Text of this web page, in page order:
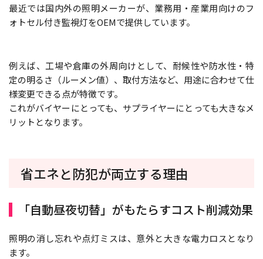
最近では国内外の照明メーカーが、業務用・産業用向けのフ
ォトセル付き監視灯をOEMで提供しています。
例えば、工場や倉庫の外周向けとして、耐候性や防水性・特
定の明るさ（ルーメン値）、取付方法など、用途に合わせて仕
様変更できる点が特徴です。
これがバイヤーにとっても、サプライヤーにとっても大きなメ
リットとなります。
省エネと防犯が両立する理由
「自動昼夜切替」がもたらすコスト削減効果
照明の消し忘れや点灯ミスは、意外と大きな電力ロスとなり
ます。